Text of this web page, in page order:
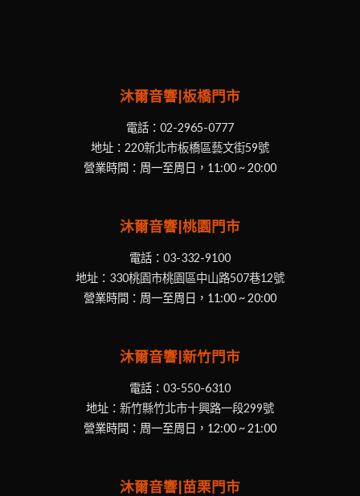
沐爾音響|板橋門市
電話： 02-2965-0777
地址： 220新北市板橋區藝文街59號
營業時間：周一至周日，11:00 ~ 20:00
沐爾音響|桃園門市
電話： 03-332-9100
地址： 330桃園市桃園區中山路507巷12號
營業時間：周一至周日，11:00 ~ 20:00
沐爾音響|新竹門市
電話： 03-550-6310
地址： 新竹縣竹北市十興路一段299號
營業時間：周一至周日，12:00 ~ 21:00
沐爾音響|苗栗門市